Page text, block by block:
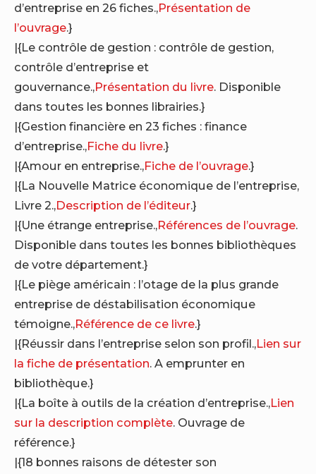
d’entreprise en 26 fiches.,Présentation de
l’ouvrage.}
|{Le contrôle de gestion : contrôle de gestion,
contrôle d’entreprise et
gouvernance.,Présentation du livre. Disponible
dans toutes les bonnes librairies.}
|{Gestion financière en 23 fiches : finance
d’entreprise.,Fiche du livre.}
|{Amour en entreprise.,Fiche de l’ouvrage.}
|{La Nouvelle Matrice économique de l’entreprise,
Livre 2.,Description de l’éditeur.}
|{Une étrange entreprise.,Références de l’ouvrage.
Disponible dans toutes les bonnes bibliothèques
de votre département.}
|{Le piège américain : l’otage de la plus grande
entreprise de déstabilisation économique
témoigne.,Référence de ce livre.}
|{Réussir dans l’entreprise selon son profil.,Lien sur
la fiche de présentation. A emprunter en
bibliothèque.}
|{La boîte à outils de la création d’entreprise.,Lien
sur la description complète. Ouvrage de
référence.}
|{18 bonnes raisons de détester son